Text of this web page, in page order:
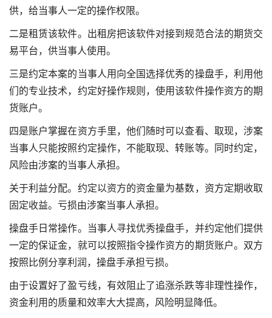
供，给当事人一定的操作权限。
二是租赁该软件。出租房把该软件对接到规范合法的期货交
易平台，供当事人使用。
三是约定本案的当事人用向全国选择优秀的操盘手，利用他
们的专业技术，约定好操作规则，使用该软件操作资方的期
货账户。
四是账户掌握在资方手里，他们随时可以查看、取现，涉案
当事人只能按照约定操作，不能取现、转账等。同时约定，
风险由涉案的当事人承担。
关于利益分配。约定以资方的资金量为基数，资方定期收取
固定收益。亏损由涉案当事人承担。
操盘手日常操作。当事人寻找优秀操盘手，并约定他们提供
一定的保证金，就可以按照指令操作资方的期货账户。双方
按照比例分享利润，操盘手承担亏损。
由于设置好了盈亏线，有效阻止了追涨杀跌等非理性操作，
资金利用的质量和效率大大提高，风险明显降低。